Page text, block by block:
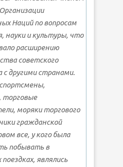
Наций по вопросам
науки и культуры, что
расширению
советского
с другими странами.
торговые
моряки торгового
гражданской
все, у кого была
побывать в
являлись